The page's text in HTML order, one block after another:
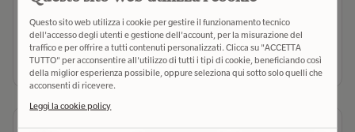
Seleziona libreria
Questo sito web utilizza i cookie per gestire il funzionamento tecnico
dell'accesso degli utenti e gestione dell'account, per la misurazione del
traffico e per offrire a tutti contenuti personalizzati. Clicca su "ACCETTA
TUTTO" per acconsentire all'utilizzo di tutti i tipi di cookie, beneficiando così
della miglior esperienza possibile, oppure seleziona qui sotto solo quelli che
acconsenti di ricevere.
Leggi la cookie policy